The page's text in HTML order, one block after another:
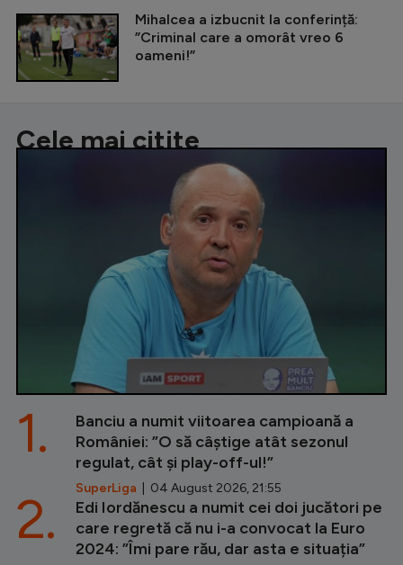
Mihalcea a izbucnit la conferință:
”Criminal care a omorât vreo 6
oameni!”
Cele mai citite
Banciu a numit viitoarea campioană a
României: ”O să câștige atât sezonul
regulat, cât și play-off-ul!”
SuperLiga | 04 August 2026, 21:55
1.
Edi Iordănescu a numit cei doi jucători pe
care regretă că nu i-a convocat la Euro
2024: ”Îmi pare rău, dar asta e situația”
2.